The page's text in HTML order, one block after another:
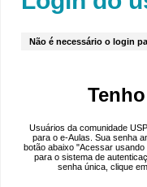
Não é necessário o login
Usuários da comunidade
para o e-Aulas. Sua senha
botão abaixo "Acessar
para o sistema de
senha única, clique